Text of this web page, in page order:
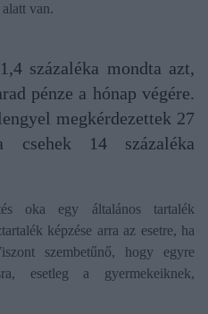
van.
százaléka mondta azt,
pénze a hónap végére.
megkérdezettek 27
csehek 14 százaléka
oka egy általános tartalék
képzése arra az esetre, ha
szembetűnő, hogy egyre
esetleg a gyermekeiknek,